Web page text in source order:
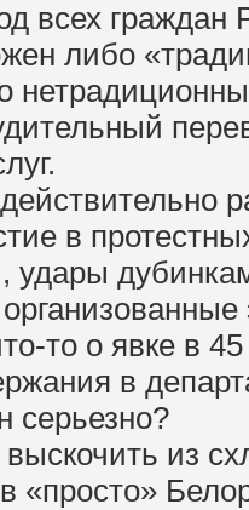
всех граждан
либо
в
удары
то о явке в
в
серьезно?
из
«просто»